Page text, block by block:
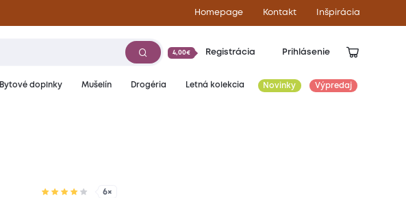
Homepage Kontakt Inšpirácia
4,00€ Registrácia Prihlásenie
Bytové doplnky Mušelín Drogéria Letná kolekcia Novinky Výpredaj
6×